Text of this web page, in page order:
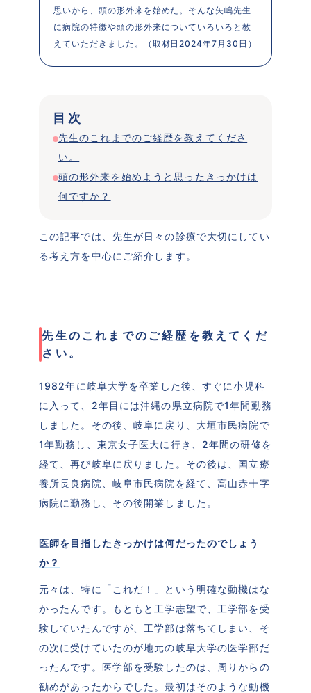
思いから、頭の形外来を始めた。そんな矢嶋先生
に病院の特徴や頭の形外来についていろいろと教
えていただきました。（取材日2024年7月30日）
目次
先生のこれまでのご経歴を教えてくださ
い。
頭の形外来を始めようと思ったきっかけは
何ですか？
この記事では、先生が日々の診療で大切にしてい
る考え方を中心にご紹介します。
先生のこれまでのご経歴を教えてくだ
さい。
1982年に岐阜大学を卒業した後、すぐに小児科
に入って、2年目には沖縄の県立病院で1年間勤務
しました。その後、岐阜に戻り、大垣市民病院で
1年勤務し、東京女子医大に行き、2年間の研修を
経て、再び岐阜に戻りました。その後は、国立療
養所長良病院、岐阜市民病院を経て、高山赤十字
病院に勤務し、その後開業しました。
医師を目指したきっかけは何だったのでしょう
か？
元々は、特に「これだ！」という明確な動機はな
かったんです。もともと工学志望で、工学部を受
験していたんですが、工学部は落ちてしまい、そ
の次に受けていたのが地元の岐阜大学の医学部だ
ったんです。医学部を受験したのは、周りからの
勧めがあったからでした。最初はそのような動機